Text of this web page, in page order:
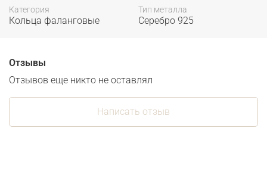
Категория
Кольца фаланговые
Тип металла
Серебро 925
Отзывы
Отзывов еще никто не оставлял
Написать отзыв